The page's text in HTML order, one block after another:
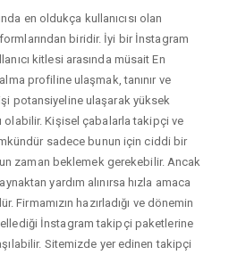
en oldukça kullanıcısı olan
biridir. İyi bir İnstagram
kitlesi arasında müsait En
profiline ulaşmak, tanınır ve
potansiyeline ulaşarak yüksek
olabilir. Kişisel çabalarla takipçi ve
sadece bunun için ciddi bir
zaman beklemek gerekebilir. Ancak
yardım alınırsa hızla amaca
Firmamızın hazırladığı ve dönemin
İnstagram takipçi paketlerine
Sitemizde yer edinen takipçi